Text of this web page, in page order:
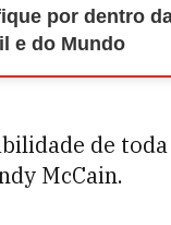
por dentro
e do Mundo
de
McCain.